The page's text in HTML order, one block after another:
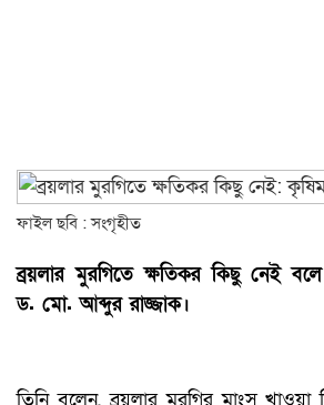
ফাইল ছবি : সংগৃহীত
ব্রয়লার মুরগিতে ক্ষতিকর কিছু নেই বলে
ড. মো. আব্দুর রাজ্জাক।